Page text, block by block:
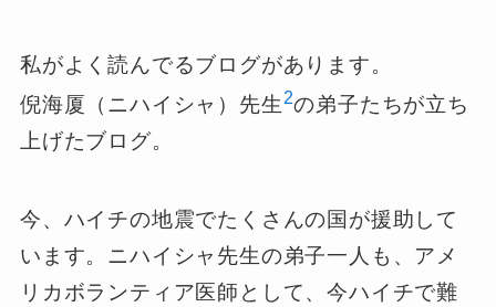
私がよく読んでるブログがあります。
倪海厦（ニハイシャ）先生 2の弟子たちが立ち
上げたブログ。
今、ハイチの地震でたくさんの国が援助して
います。ニハイシャ先生の弟子一人も、アメ
リカボランティア医師として、今ハイチで難